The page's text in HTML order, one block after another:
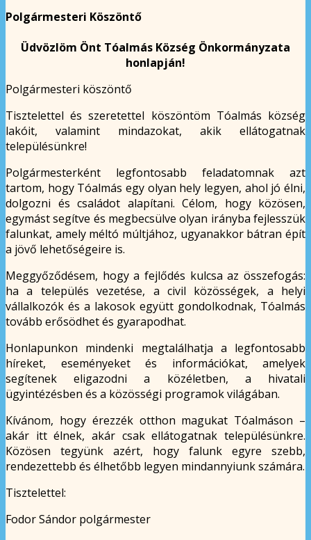
Polgármesteri Köszöntő
Üdvözlöm Önt Tóalmás Község Önkormányzata
honlapján!
Polgármesteri köszöntő
Tisztelettel és szeretettel köszöntöm Tóalmás község
lakóit, valamint mindazokat, akik ellátogatnak
településünkre!
Polgármesterként legfontosabb feladatomnak azt
tartom, hogy Tóalmás egy olyan hely legyen, ahol jó élni,
dolgozni és családot alapítani. Célom, hogy közösen,
egymást segítve és megbecsülve olyan irányba fejlesszük
falunkat, amely méltó múltjához, ugyanakkor bátran épít
a jövő lehetőségeire is.
Meggyőződésem, hogy a fejlődés kulcsa az összefogás:
ha a település vezetése, a civil közösségek, a helyi
vállalkozók és a lakosok együtt gondolkodnak, Tóalmás
tovább erősödhet és gyarapodhat.
Honlapunkon mindenki megtalálhatja a legfontosabb
híreket, eseményeket és információkat, amelyek
segítenek eligazodni a közéletben, a hivatali
ügyintézésben és a közösségi programok világában.
Kívánom, hogy érezzék otthon magukat Tóalmáson –
akár itt élnek, akár csak ellátogatnak településünkre.
Közösen tegyünk azért, hogy falunk egyre szebb,
rendezettebb és élhetőbb legyen mindannyiunk számára.
Tisztelettel:
Fodor Sándor polgármester